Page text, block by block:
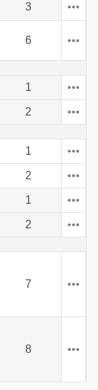
3
6
1
2
1
2
1
2
7
8